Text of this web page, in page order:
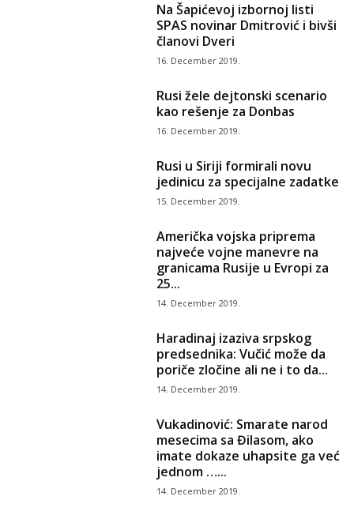
Na Šapićevoj izbornoj listi
SPAS novinar Dmitrović i bivši
članovi Dveri
16. December 2019.
Rusi žele dejtonski scenario
kao rešenje za Donbas
16. December 2019.
Rusi u Siriji formirali novu
jedinicu za specijalne zadatke
15. December 2019.
Američka vojska priprema
najveće vojne manevre na
granicama Rusije u Evropi za
25...
14. December 2019.
Haradinaj izaziva srpskog
predsednika: Vučić može da
poriče zločine ali ne i to da...
14. December 2019.
Vukadinović: Smarate narod
mesecima sa Đilasom, ako
imate dokaze uhapsite ga već
jednom …...
14. December 2019.